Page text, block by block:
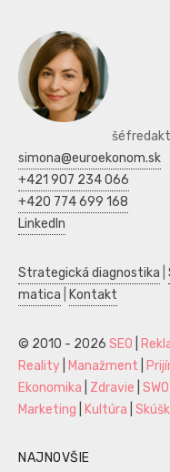
simona@euroekonom.sk
+421 907 234 066
+420 774 699 168
LinkedIn
Strategická diagnostika
matica
Kontakt
© 2010 - 2026 SEO
Reality
Manažment
Ekonomika
Zdravie
Marketing
Kultúra
NAJNOVŠIE